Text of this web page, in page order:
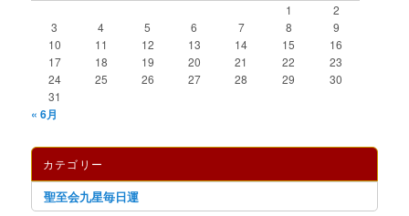
1
2
3
4 5 6 7 8
9
10
11 12 13 14 15
16
17
18 19 20 21 22
23
24
25 26 27 28 29
30
31
« 6月
カテゴリー
聖至会九星毎日運